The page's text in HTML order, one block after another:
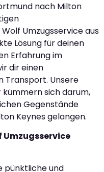
nach Milton
Umzugsservice aus
Lösung für deinen
Erfahrung im
dir einen
Transport. Unsere
kümmern sich darum,
Gegenstände
Keynes gelangen.
Umzugsservice
pünktliche und